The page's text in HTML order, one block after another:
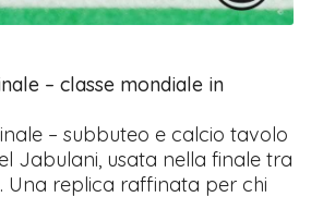
– classe mondiale in
– subbuteo e calcio tavolo
Jabulani, usata nella finale tra
Una replica raffinata per chi